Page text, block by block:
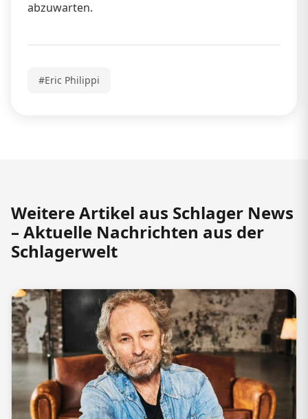
abzuwarten.
#Eric Philippi
Weitere Artikel aus Schlager News
– Aktuelle Nachrichten aus der
Schlagerwelt